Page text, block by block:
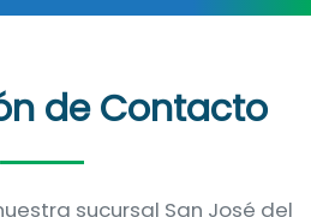
de Contacto
sucursal San José del